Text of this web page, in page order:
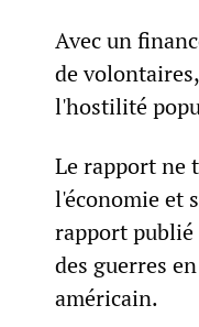
Avec un
de
l'hostilité
Le rapport ne
l'économie et
rapport publié
des guerres
américain.